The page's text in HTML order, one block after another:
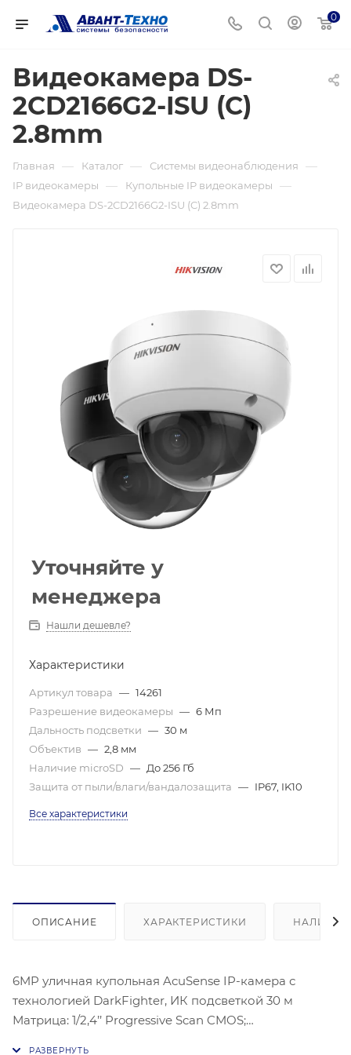
0
Видеокамера DS-
2CD2166G2-ISU (C)
2.8mm
Главная — Каталог — Системы видеонаблюдения —
IP видеокамеры — Купольные IP видеокамеры —
Видеокамера DS-2CD2166G2-ISU (C) 2.8mm
Уточняйте у
менеджера
Нашли дешевле?
Характеристики
Артикул товара — 14261
Разрешение видеокамеры — 6 Мп
Дальность подсветки — 30 м
Объектив — 2,8 мм
Наличие microSD — До 256 Гб
Защита от пыли/влаги/вандалозащита — IP67, IK10
Все характеристики
ОПИСАНИЕ ХАРАКТЕРИСТИКИ НАЛИЧИЕ
6MP уличная купольная AcuSense IP-камера с
технологией DarkFighter, ИК подсветкой 30 м
Матрица: 1/2,4’’ Progressive Scan CMOS;